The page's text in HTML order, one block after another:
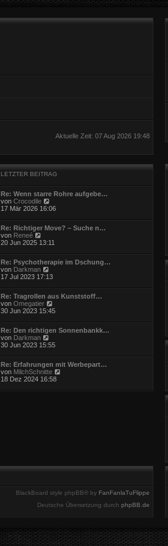
Aktuelle Zeit: 07 Aug 2026 19:48
LETZTER BEITRAG
Re: Wenn starre Rohre aufgebe…
vonCrocodile
e
e
s
e
e
i
t
r
a
g
17 Mär 2026 16:06
Re: Richtiger Move? – Suche n…
von Reneé
e
e
s
t
e
e
i
t
r
a
g
20 Jun 2025 13:11
Re: Psychotherapie im Dschung…
von Darkman
e
e
s
t
e
e
i
t
r
a
g
17 Jul 2023 17:13
Re: Tragrollen aus Kunststoff…
vonOmegatier
e
e
s
e
e
i
t
r
30 Jun 2023 15:45
Re: Den richtigen Sonnenbankk…
von Darkman
e
e
s
t
e
30 Jun 2023 15:55
Re: Erfahrungen mit Werbepart…
von MilchSchnitte
e
a
18 Dez 2024 16:58
BlackBoard style phpBB® by FanFanlaTuFlippe
Deutsche Übersetzung durchphpBB.de